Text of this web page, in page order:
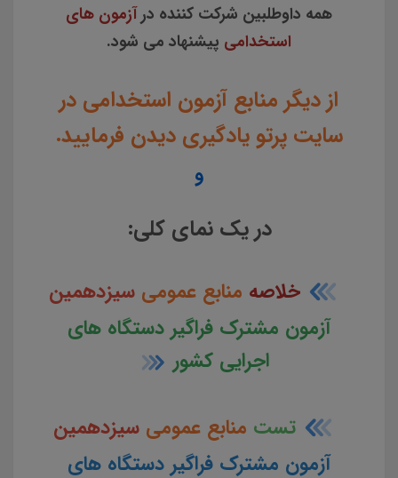
همه داوطلبین شرکت کننده درآزمون های
استخدامی پیشنهاد می شود.
از دیگر منابع آزمون استخدامی در
سایت پرتو یادگیری دیدن فرمایید.
و
در یک نمای کلی:
خلاصه منابع عمومیسیزدهمین
آزمون مشترک فراگیر دستگاه های
اجرایی کشور
تست منابع عمومیسیزدهمین
آزمون مشترک فراگیر دستگاه های